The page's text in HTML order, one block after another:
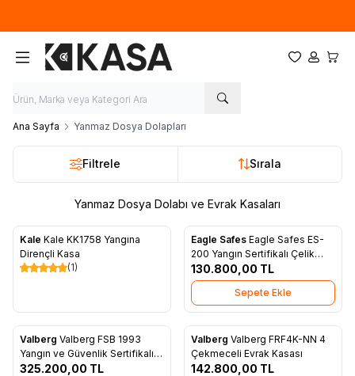
Favorilerim
Hesabım
Ana Sayfa Yanmaz Dosya Dolapları
Filtrele Sırala
Yanmaz Dosya Dolabı ve Evrak Kasaları
Favorilere Ekle
Kale Kale KK1758 Yangına
Dirençli Kasa
(1)
Favorilere Ekle
Eagle Safes Eagle Safes ES-
200 Yangın Sertifikalı Çelik
Kasa
130.800,00 TL
Sepete Ekle
Favorilere Ekle
Valberg Valberg FSB 1993
Yangın ve Güvenlik Sertifikalı
Evrak Kasası
325.200,00 TL
Favorilere Ekle
Valberg Valberg FRF4K-NN 4
Çekmeceli Evrak Kasası
142.800,00 TL